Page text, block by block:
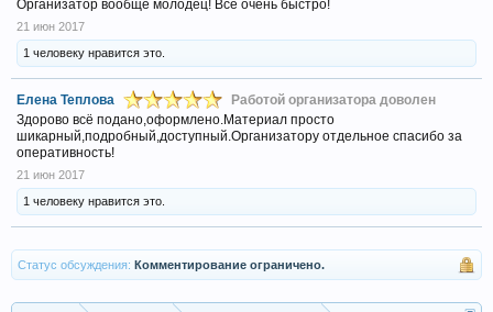
Организатор вообще молодец! Все очень быстро!
21 июн 2017
1 человеку нравится это.
Елена Теплова
Работой организатора доволен
Здорово всё подано,оформлено.Материал просто
шикарный,подробный,доступный.Организатору отдельное спасибо за
оперативность!
21 июн 2017
1 человеку нравится это.
Статус обсуждения: Комментирование ограничено.